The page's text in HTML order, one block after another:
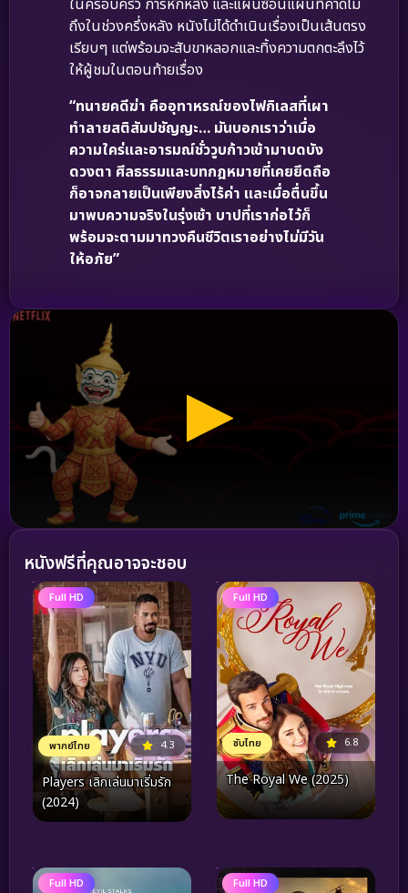
ในครอบครัว การหักหลัง และแผนซ้อนแผนที่คาดไม่
ถึงในช่วงครึ่งหลัง หนังไม่ได้ดำเนินเรื่องเป็นเส้นตรง
เรียบๆ แต่พร้อมจะสับขาหลอกและทิ้งความตกตะลึงไว้
ให้ผู้ชมในตอนท้ายเรื่อง
“ทนายคดีฆ่า คืออุทาหรณ์ของไฟกิเลสที่เผา
ทำลายสติสัมปชัญญะ… มันบอกเราว่าเมื่อ
ความใคร่และอารมณ์ชั่ววูบก้าวเข้ามาบดบัง
ดวงตา ศีลธรรมและบทกฎหมายที่เคยยึดถือ
ก็อาจกลายเป็นเพียงสิ่งไร้ค่า และเมื่อตื่นขึ้น
มาพบความจริงในรุ่งเช้า บาปที่เราก่อไว้ก็
พร้อมจะตามมาทวงคืนชีวิตเราอย่างไม่มีวัน
ให้อภัย”
หนังฟรีที่คุณอาจจะชอบ
Full HD
พากย์ไทย 4.3
Players เลิกเล่นมาเริ่มรัก
(2024)
Full HD
ซับไทย 6.8
The Royal We (2025)
Full HD Full HD